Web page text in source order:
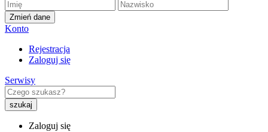
Zmień dane
Konto
Rejestracja
Zaloguj się
Serwisy
Zaloguj się